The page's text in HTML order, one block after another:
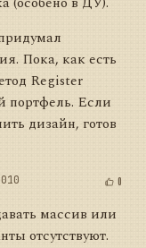
Пока, как есть
Register
портфель. Если
дизайн, готов
0
массив или
отсутствуют.